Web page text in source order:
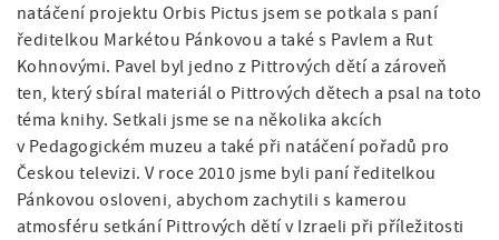
natáčení projektu Orbis Pictus jsem se potkala s paní
ředitelkou Markétou Pánkovou a také s Pavlem a Rut
Kohnovými. Pavel byl jedno z Pittrových dětí a zároveň
ten, který sbíral materiál o Pittrových dětech a psal na toto
téma knihy. Setkali jsme se na několika akcích
v Pedagogickém muzeu a také při natáčení pořadů pro
Českou televizi. V roce 2010 jsme byli paní ředitelkou
Pánkovou osloveni, abychom zachytili s kamerou
atmosféru setkání Pittrových dětí v Izraeli při příležitosti